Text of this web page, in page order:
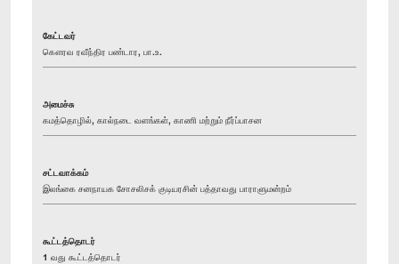
கேட்டவர்
கௌரவ ரவீந்திர பண்டார, பா.உ.
அமைச்சு
கமத்தொழில், கால்நடை வளங்கள், காணி மற்றும் நீர்ப்பாசன
சட்டவாக்கம்
இலங்கை சனநாயக சோசலிசக் குடியரசின் பத்தாவது பாராளுமன்றம்
கூட்டத்தொடர்
1 வது கூட்டத்தொடர்